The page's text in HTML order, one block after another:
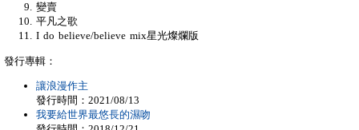
變賣
平凡之歌
I do believe/believe mix星光燦爛版
發行專輯：
讓浪漫作主
發行時間：2021/08/13
我要給世界最悠長的濕吻